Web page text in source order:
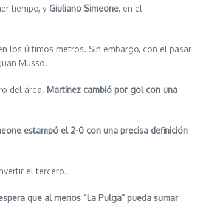
tiempo, y Giuliano Simeone, en el
los últimos metros. Sin embargo, con el pasar
Musso.
del área. Martínez cambió por gol con una
estampó el 2-0 con una precisa definición
el tercero.
que al menos “La Pulga” pueda sumar